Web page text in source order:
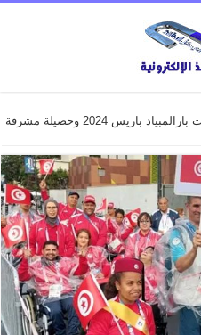
اختتام منافسات بارالمبياد باريس 2024 وحصيلة مشرفة